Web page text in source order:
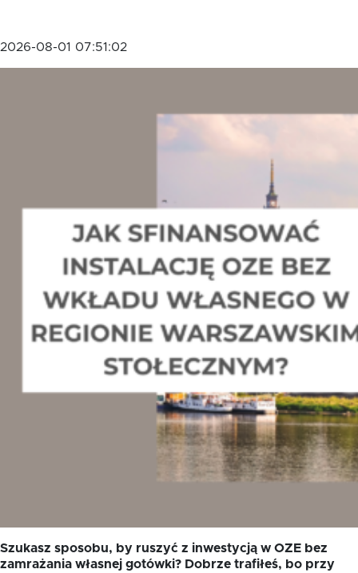
2026-08-01 07:51:02
Szukasz sposobu, by ruszyć z inwestycją w OZE bez
zamrażania własnej gotówki? Dobrze trafiłeś, bo przy